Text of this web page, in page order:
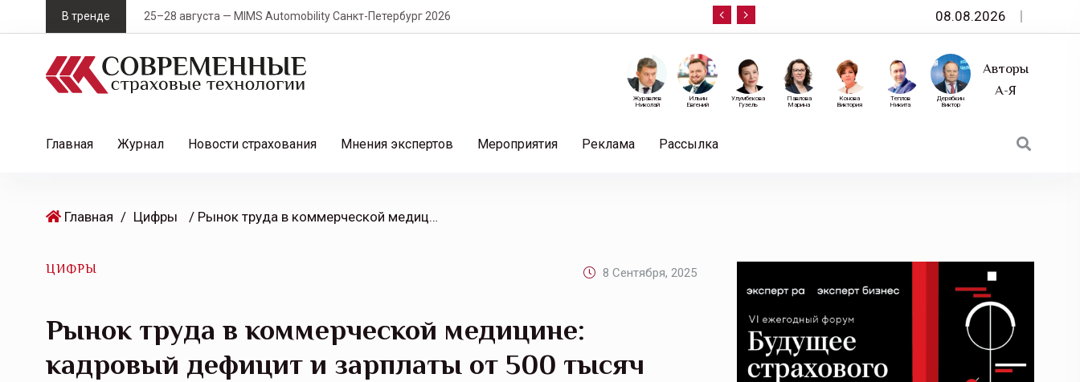
k
В тренде 25–28 августа — MIMS Automobility Санкт-Петербург 2026 10 сентября — «Эксперт РА» приглашает на
08.08.2026
Авторы
А-Я
Дерябкин
Виктор
Теплов
Никита
Конова
Виктория
Павлова
Марина
Улумбекова
Гузель
Ильин
Евгений
Журавлев
Николай
Главная Журнал Новости страхования Мнения экспертов Мероприятия Реклама Рассылка
Главная / Цифры / Рынок труда в коммерческой медицине: кадровый дефицит и зарплаты от 500 тысяч рублей
ЦИФРЫ 8 Сентября, 2025
Рынок труда в коммерческой медицине:
кадровый дефицит и зарплаты от 500 тысяч